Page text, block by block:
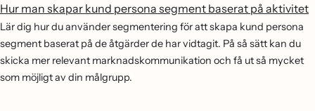
Hur man skapar kund persona segment baserat på aktivitet
Lär dig hur du använder segmentering för att skapa kund persona
segment baserat på de åtgärder de har vidtagit. På så sätt kan du
skicka mer relevant marknadskommunikation och få ut så mycket
som möjligt av din målgrupp.